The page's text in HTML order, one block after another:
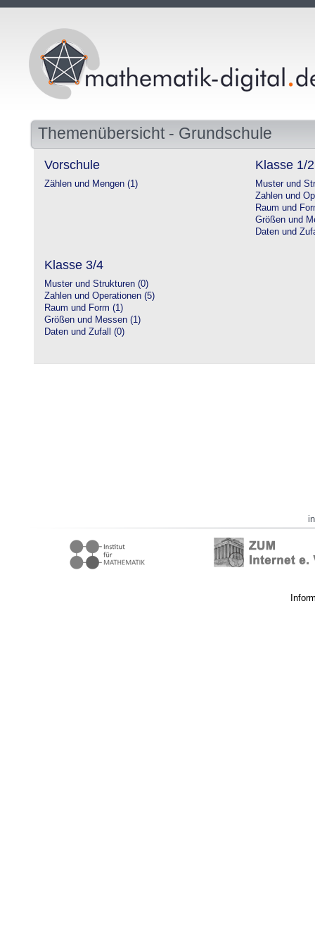
Themenübersicht - Grundschule
Vorschule
Zählen und Mengen (1)
Klasse 1/2
Muster und
Zahlen und
Raum und
Größen und
Daten und
Klasse 3/4
Muster und Strukturen (0)
Zahlen und Operationen (5)
Raum und Form (1)
Größen und Messen (1)
Daten und Zufall (0)